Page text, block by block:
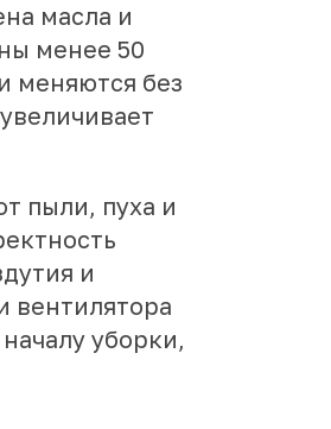
масла и
менее 50
меняются без
пыли, пуха и
и
вентилятора
уборки,